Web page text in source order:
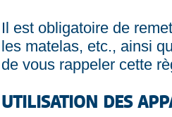
Il est obligatoire de
les matelas, etc., ainsi
de vous rappeler cette
UTILISATION DES